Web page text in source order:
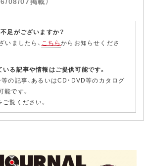
足がございますか？
いましたら、 こちらからお知らせくださ
る記事や情報はご提供可能です。
の記事、あるいはCD・DVD等のカタログ
能です。
ご覧ください。